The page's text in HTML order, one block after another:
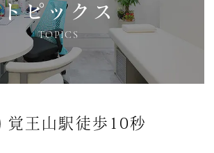
トピックス
TOPICS
覚王山駅徒歩10秒